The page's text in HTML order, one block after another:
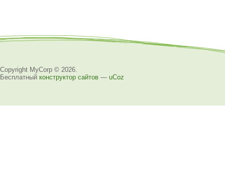
Copyright MyCorp © 2026
Бесплатный конструктор сайтов — uCoz